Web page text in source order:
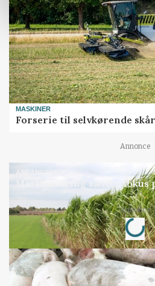
MASKINER
Forserie til selvkørende
Annonce
ARRANGEMENT
Markvandring sætter fokus
Annonce